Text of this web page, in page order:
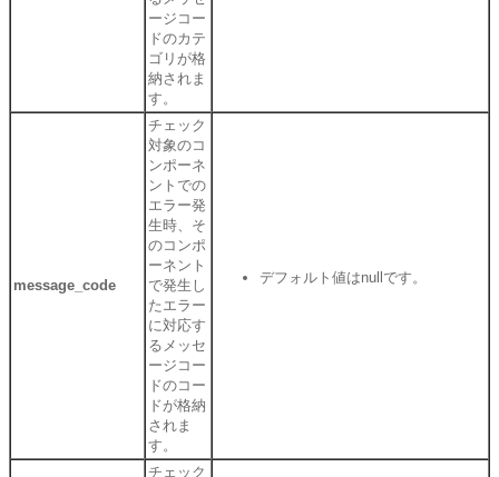
ージコー
ドのカテ
ゴリが格
納されま
す。
message_code
チェック
対象のコ
ンポーネ
ントでの
エラー発
生時、そ
のコンポ
ーネント
で発生し
たエラー
に対応す
るメッセ
ージコー
ドのコー
ドが格納
されま
す。
デフォルト値はnullです。
チェック